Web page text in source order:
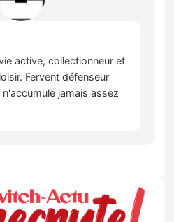
active, collectionneur et
Fervent défenseur
jamais assez